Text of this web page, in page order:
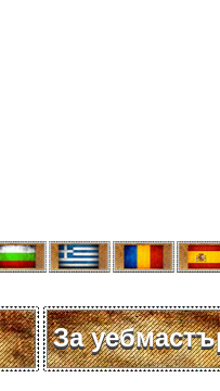
За